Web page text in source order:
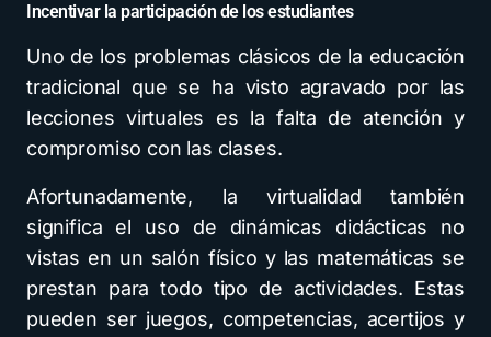
Incentivar la participación de los estudiantes
Uno de los problemas clásicos de la educación
tradicional que se ha visto agravado por las
lecciones virtuales es la falta de atención y
compromiso con las clases.
Afortunadamente, la virtualidad también
significa el uso de dinámicas didácticas no
vistas en un salón físico y las matemáticas se
prestan para todo tipo de actividades. Estas
pueden ser juegos, competencias, acertijos y